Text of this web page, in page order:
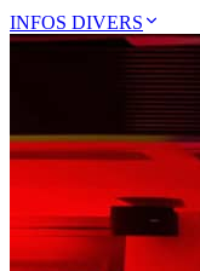
INFOS DIVERS